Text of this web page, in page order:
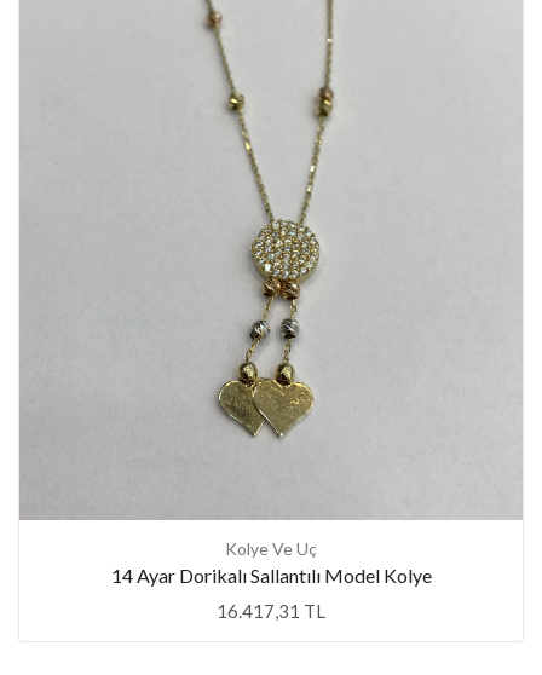
Kolye Ve Uç
14 Ayar Dorikalı Sallantılı Model Kolye
16.417,31 TL